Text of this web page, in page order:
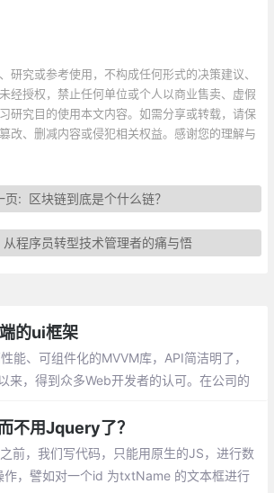
研究或参考使用，不构成任何形式的决策建议、
经授权，禁止任何单位或个人以商业售卖、虚假
研究目的使用本文内容。如需分享或转载，请保
改、删减内容或侵犯相关权益。感谢您的理解与
页: 区块链到底是个什么链？
从程序员转型技术管理者的痛与悟
的ui框架
能、可组件化的MVVM库，API简洁明了，
来，得到众多Web开发者的认可。在公司的
不用Jquery了？
前，我们写代码，只能用原生的JS，进行数
作，譬如对一个id 为txtName 的文本框进行